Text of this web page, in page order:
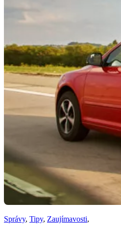
Správy, Tipy, Zaujímavosti,